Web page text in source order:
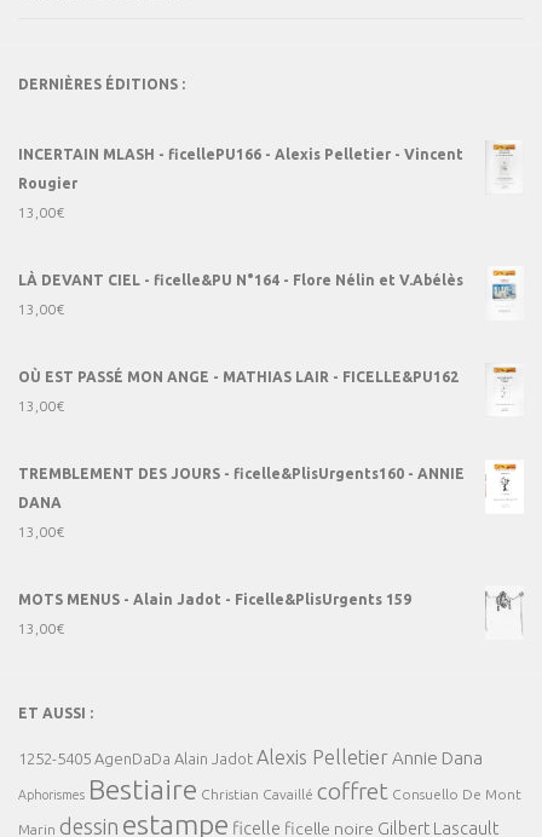
DERNIÈRES ÉDITIONS :
INCERTAIN MLASH - ficellePU166 - Alexis Pelletier - Vincent
Rougier
13,00€
LÀ DEVANT CIEL - ficelle&PU N°164 - Flore Nélin et V.Abélès
13,00€
OÙ EST PASSÉ MON ANGE - MATHIAS LAIR - FICELLE&PU162
13,00€
TREMBLEMENT DES JOURS - ficelle&PlisUrgents160 - ANNIE
DANA
13,00€
MOTS MENUS - Alain Jadot - Ficelle&PlisUrgents 159
13,00€
ET AUSSI :
1252-5405 AgenDaDa Alain Jadot Alexis PelletierAnnie Dana
Aphorismes Bestiaire Christian Cavaillé coffret Consuello De Mont
Marin dessin estampe ficelle ficelle noire Gilbert Lascault